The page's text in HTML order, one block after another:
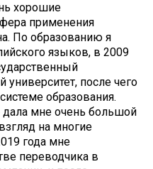
хорошие
применения
По образованию я
языков, в 2009
университет, после чего
образования.
дала мне очень большой
на многие
года мне
переводчика в